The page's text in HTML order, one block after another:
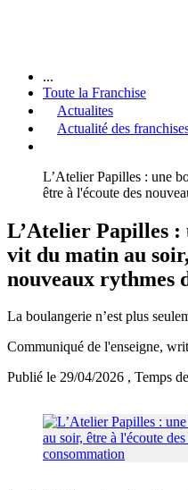
...
Toute la Franchise
Actualites
Actualité des
L’Atelier Papilles : une
être à l'écoute des
L’Atelier Papilles :
vit du matin au
nouveaux rythmes
La boulangerie n’est plus
Communiqué de l'enseigne,
Publié le 29/04/2026 , Temps